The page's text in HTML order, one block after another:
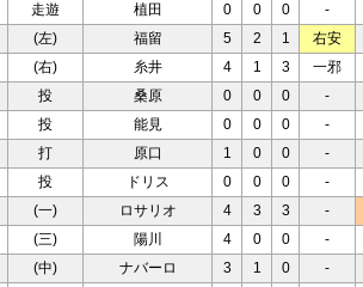
走遊
植田 0 0 0 -
(左) 福留 5 2 1 右安
(右) 糸井 4 1 3 一邪
投
桑原 0 0 0 -
投
能見 0 0 0 -
打
原口 1 0 0 -
投
ドリス 0 0 0 -
(一) ロサリオ 4 3 3 -
(三) 陽川 4 0 0 -
(中) ナバーロ 3 1 0 -